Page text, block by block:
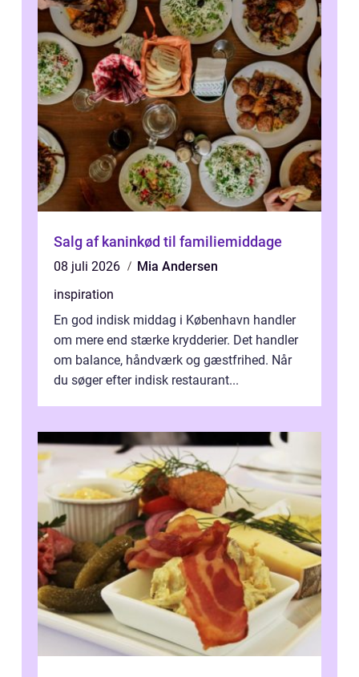
Salg af kaninkød til familiemiddage
08 juli 2026
Mia Andersen
inspiration
En god indisk middag i København handler
om mere end stærke krydderier. Det handler
om balance, håndværk og gæstfrihed. Når
du søger efter indisk restaurant...